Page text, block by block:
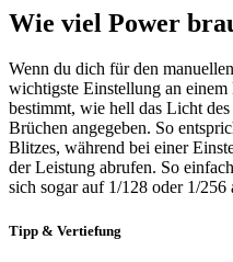
Wie viel Power
Wenn du dich für den
wichtigste Einstellung an
bestimmt, wie hell das Licht
Brüchen angegeben. So
Blitzes, während bei einer
der Leistung abrufen. So
sich sogar auf 1/128 oder 1/256
Tipp & Vertiefung